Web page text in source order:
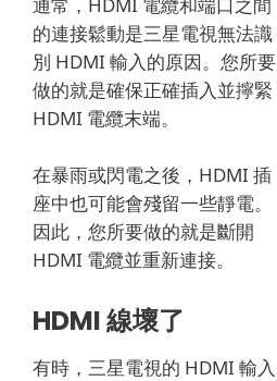
的連接鬆動是三星電視無法識
別 HDMI 輸入的原因。 您所要
做的就是確保正確插入並擰緊
HDMI 電纜末端。
在暴雨或閃電之後，HDMI 插
座中也可能會殘留一些靜電。
因此，您所要做的就是斷開
HDMI 電纜並重新連接。
HDMI 線壞了
有時，三星電視的 HDMI 輸入